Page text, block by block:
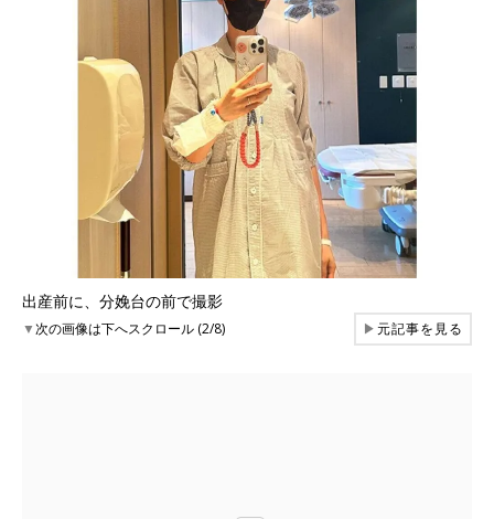
出産前に、分娩台の前で撮影
▼次の画像は下へスクロール (2/8) ▶元記事を見る